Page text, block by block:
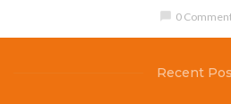
chat_bubble 0
Recent